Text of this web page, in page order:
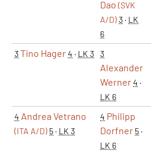
Dao (SVK
A/D)3· LK
6
3Tino Hager4 · LK 3 3
Alexander
Werner4 ·
LK 6
4 Andrea Vetrano
(ITA A/D) 5· LK 3
4 Philipp
Dorfner 5·
LK 6